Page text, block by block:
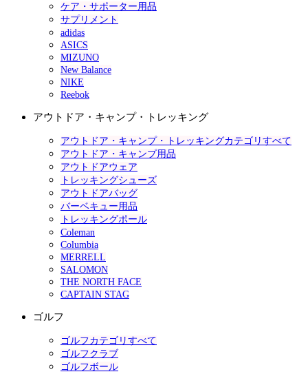
ケア・サポーター用品
サプリメント
adidas
ASICS
MIZUNO
New Balance
NIKE
Reebok
アウトドア・キャンプ・トレッキング
アウトドア・キャンプ・トレッキングカテゴリすべて
アウトドア・キャンプ用品
アウトドアウェア
トレッキングシューズ
アウトドアバッグ
バーベキュー用品
トレッキングポール
Coleman
Columbia
MERRELL
SALOMON
THE NORTH FACE
CAPTAIN STAG
ゴルフ
ゴルフカテゴリすべて
ゴルフクラブ
ゴルフボール